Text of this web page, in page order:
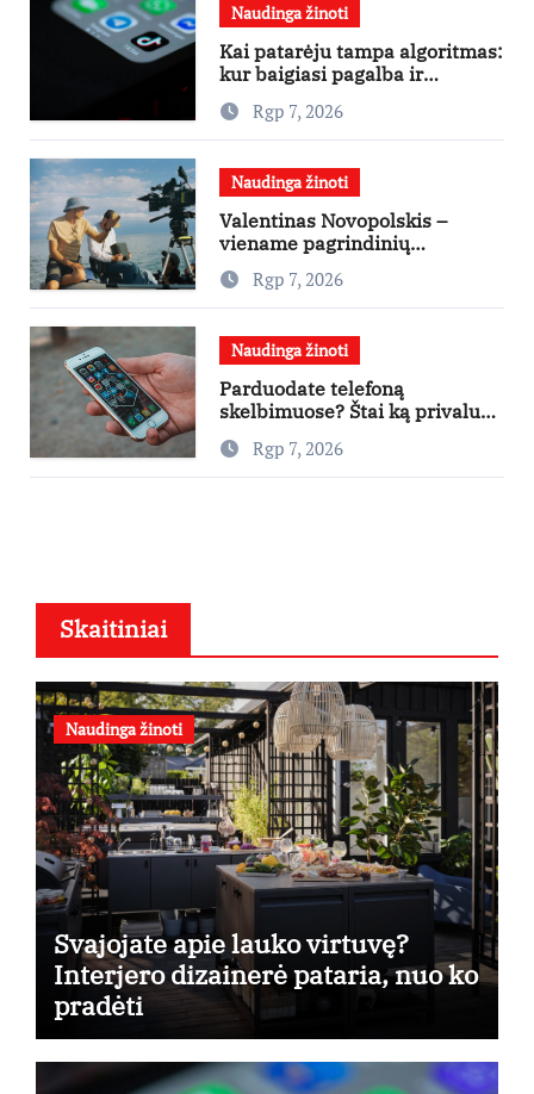
Naudinga žinoti
Kai patarėju tampa algoritmas:
kur baigiasi pagalba ir
prasideda reklama?
Rgp 7, 2026
Naudinga žinoti
Valentinas Novopolskis –
viename pagrindinių
vaidmenų penkių šalių filme
„Nugalėtoja“: Lietuvos kino
teatruose – nuo rugpjūčio 7-
osios
Rgp 7, 2026
Naudinga žinoti
Parduodate telefoną
skelbimuose? Štai ką privalu
padaryti
Rgp 7, 2026
Skaitiniai
Naudinga žinoti
Svajojate apie lauko virtuvę?
Interjero dizainerė pataria, nuo ko
pradėti